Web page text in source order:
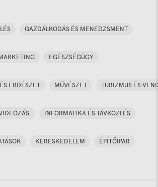
GAZDÁLKODÁS ÉS MENEDZSMENT
EGÉSZSÉGÜGY
ERDÉSZET MŰVÉSZET TURIZMUS ÉS
INFORMATIKA ÉS TÁVKÖZLÉS
KERESKEDELEM ÉPÍTŐIPAR